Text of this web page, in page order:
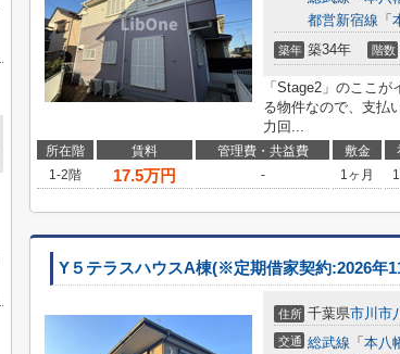
都営新宿線 「
築年 築34年 階数
「Stage2」のここ
る物件なので、支払
力回...
所在階 賃料 管理費・共益費 敷金
1-2階
17.5万円 - 1ヶ月
Y５テラスハウスA棟(※定期借家契約:2026年
住所 千葉県市川市
交通 総武線 「 本八